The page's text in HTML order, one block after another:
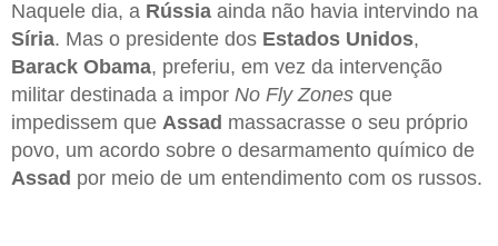
Naquele dia, a Rússia ainda não havia intervindo na
Síria. Mas o presidente dos Estados Unidos,
Barack Obama, preferiu, em vez da intervenção
militar destinada a impor No Fly Zones que
impedissem que Assad massacrasse o seu próprio
povo, um acordo sobre o desarmamento químico de
Assad por meio de um entendimento com os russos.